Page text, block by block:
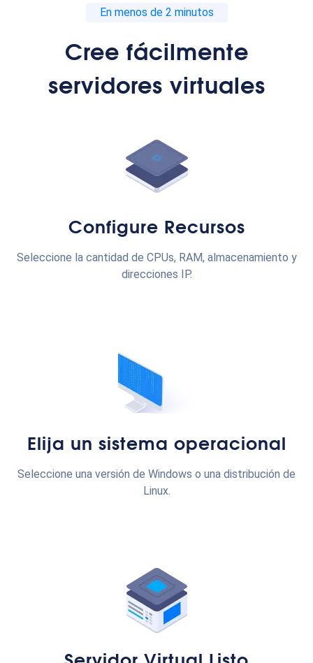
En menos de 2 minutos
Cree fácilmente
servidores virtuales
Configure Recursos
Seleccione la cantidad de CPUs, RAM, almacenamiento y
direcciones IP.
Elija un sistema operacional
Seleccione una versión de Windows o una distribución de
Linux.